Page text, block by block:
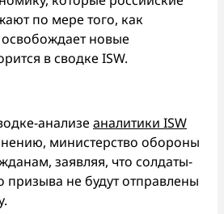
по мере того, как
новые
в сводке ISW.
анализе аналитики ISW
министерство обороны
заявляя, что солдаты-
призыва не будут отправлены